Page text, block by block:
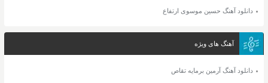
دانلود آهنگ حسین موسوی ارتفاع
آهنگ های ویژه
دانلود آهنگ آرمین برمایه تقاص